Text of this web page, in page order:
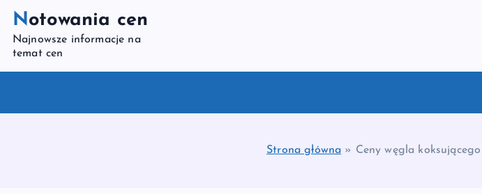
Notowania cen
Najnowsze informacje na
temat cen
Strona główna » Ceny węgla